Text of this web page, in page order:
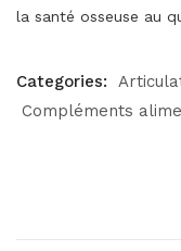
la santé osseuse au
Categories:
Compléments